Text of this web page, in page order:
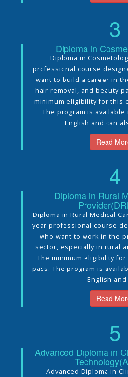
3
Diploma in
Diploma in
professional course
want to build a career in
hair removal, and beauty
minimum eligibility for this
The program is available
English and can
Read
4
Diploma in Rural
Diploma in Rural Medical
year professional course
who want to work in the
sector, especially in rural
The minimum eligibility
pass. The program is
English and
Read
5
Advanced Diploma in
Advanced Diploma in